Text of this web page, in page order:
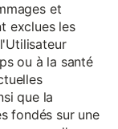
et
exclues les
ou à la santé
que la
fondés sur une